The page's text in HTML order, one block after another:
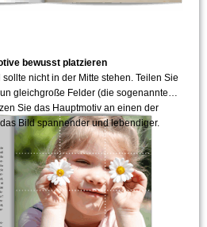
bewusst platzieren
nicht in der Mitte stehen. Teilen Sie
gleichgroße Felder (die sogenannte
Sie das Hauptmotiv an einen der
Bild spannender und lebendiger.